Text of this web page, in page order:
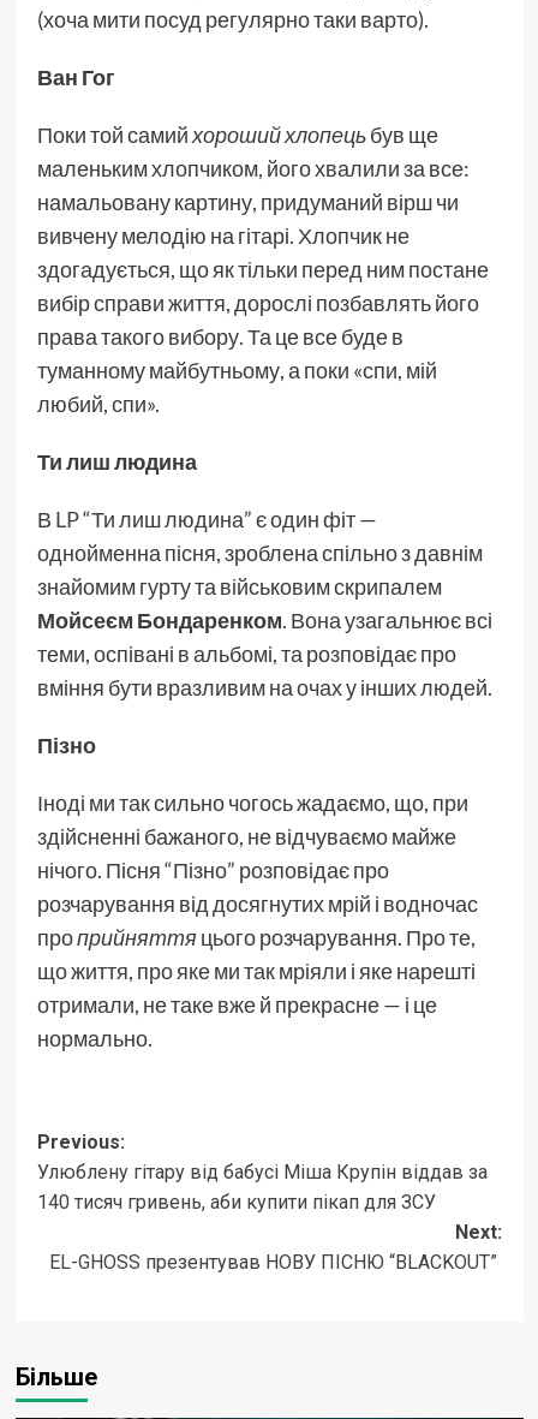
(хоча мити посуд регулярно таки варто).
Ван Гог
Поки той самийхороший хлопецьбув ще
маленьким хлопчиком, його хвалили за все:
намальовану картину, придуманий вірш чи
вивчену мелодію на гітарі. Хлопчик не
здогадується, що як тільки перед ним постане
вибір справи життя, дорослі позбавлять його
права такого вибору. Та це все буде в
туманному майбутньому, а поки «спи, мій
любий, спи».
Ти лиш людина
В LP“Ти лиш людина” є один фіт —
однойменна пісня, зроблена спільно з давнім
знайомим гурту та військовим скрипалем
Мойсеєм Бондаренком. Вона узагальнює всі
теми, оспівані в альбомі, та розповідає про
вміння бути вразливим на очах у інших людей.
Пізно
Іноді ми так сильно чогось жадаємо, що, при
здійсненні бажаного, не відчуваємо майже
нічого. Пісня “Пізно” розповідає про
розчарування від досягнутих мрій і водночас
проприйняттяцього розчарування. Про те,
що життя, про яке ми так мріяли і яке нарешті
отримали, не таке вже й прекрасне — і це
нормально.
Post
navigation
Previous:
Улюблену гітару від бабусі Міша Крупін віддав за
140 тисяч гривень, аби купити пікап для ЗСУ
Next:
EL-GHOSS презентував НОВУ ПІСНЮ “BLACKOUT”
Більше